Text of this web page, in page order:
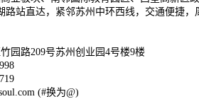
路站直达，紧邻苏州中环西线，交通便捷，
路209号苏州创业园4号楼9楼
(#换为@)